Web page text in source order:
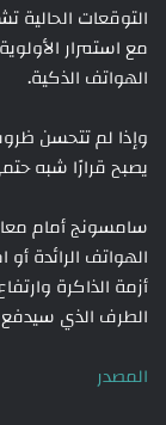
مع استمرار
الهواتف الذكية.
يصبح قرارًا شبه
سامسونج أمام
الهواتف الرائدة
أزمة الذاكرة
الطرف الذي سيدفع
المصدر